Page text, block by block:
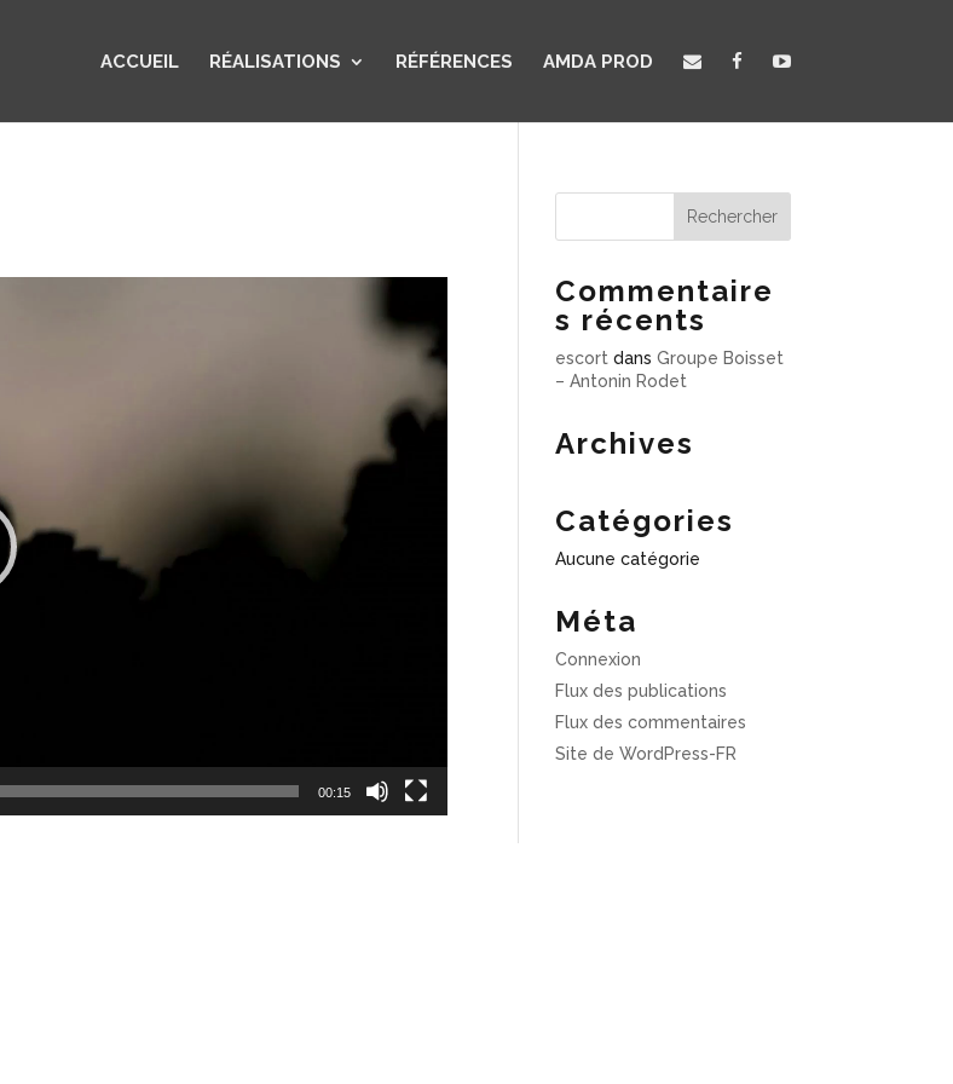
ACCUEIL RÉALISATIONS RÉFÉRENCES AMDA PROD
00:15
Commentaire
s récents
escort dansGroupe Boisset
– Antonin Rodet
Archives
Catégories
Aucune catégorie
Méta
Connexion
Flux des publications
Flux des commentaires
Site de WordPress-FR